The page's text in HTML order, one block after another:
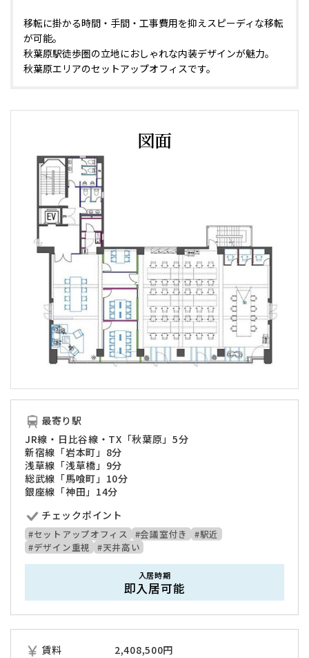
移転に掛かる時間・手間・工事費用を抑えスピーディな移転
が可能。
秋葉原駅徒歩圏の立地におしゃれな内装デザインが魅力。
秋葉原エリアのセットアップオフィスです。
図面
最寄り駅
JR線・日比谷線・TX「秋葉原」5分
新宿線「岩本町」8分
浅草線「浅草橋」9分
総武線「馬喰町」10分
銀座線「神田」14分
チェックポイント
#セットアップオフィス #会議室付き
#駅近
#デザイン重視
#天井高い
入居時期
即入居可能
賃料 2,408,500円